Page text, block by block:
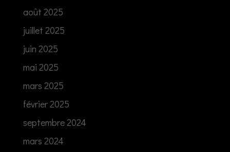
août 2025
juillet 2025
juin 2025
mai 2025
mars 2025
février 2025
septembre 2024
mars 2024